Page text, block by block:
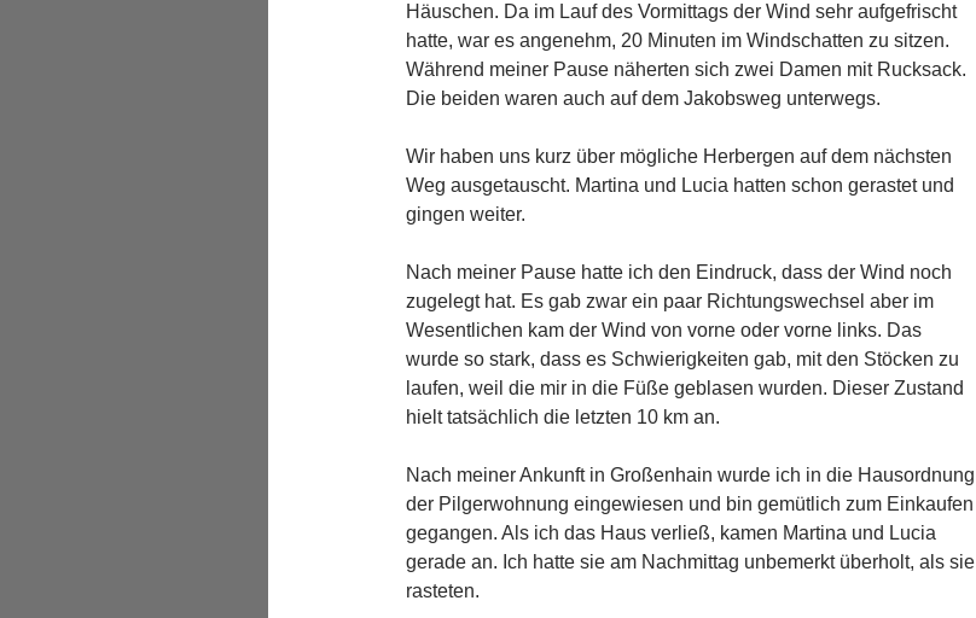
Häuschen. Da im Lauf des Vormittags der Wind sehr aufgefrischt
hatte, war es angenehm, 20 Minuten im Windschatten zu sitzen.
Während meiner Pause näherten sich zwei Damen mit Rucksack.
Die beiden waren auch auf dem Jakobsweg unterwegs.
Wir haben uns kurz über mögliche Herbergen auf dem nächsten
Weg ausgetauscht. Martina und Lucia hatten schon gerastet und
gingen weiter.
Nach meiner Pause hatte ich den Eindruck, dass der Wind noch
zugelegt hat. Es gab zwar ein paar Richtungswechsel aber im
Wesentlichen kam der Wind von vorne oder vorne links. Das
wurde so stark, dass es Schwierigkeiten gab, mit den Stöcken zu
laufen, weil die mir in die Füße geblasen wurden. Dieser Zustand
hielt tatsächlich die letzten 10 km an.
Nach meiner Ankunft in Großenhain wurde ich in die Hausordnung
der Pilgerwohnung eingewiesen und bin gemütlich zum Einkaufen
gegangen. Als ich das Haus verließ, kamen Martina und Lucia
gerade an. Ich hatte sie am Nachmittag unbemerkt überholt, als sie
rasteten.